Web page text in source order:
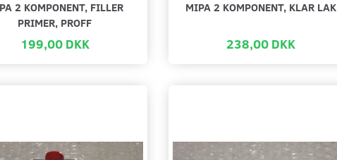
2 KOMPONENT, FILLER
PRIMER, PROFF
199,00 DKK
MIPA 2 KOMPONENT, KLAR LAK
238,00 DKK